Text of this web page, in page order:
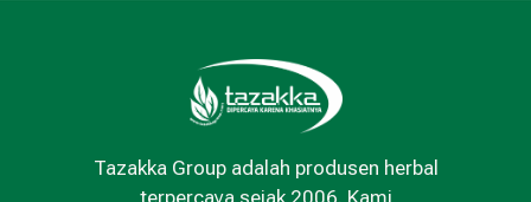
Tazakka Group adalah produsen herbal
terpercaya sejak 2006. Kami